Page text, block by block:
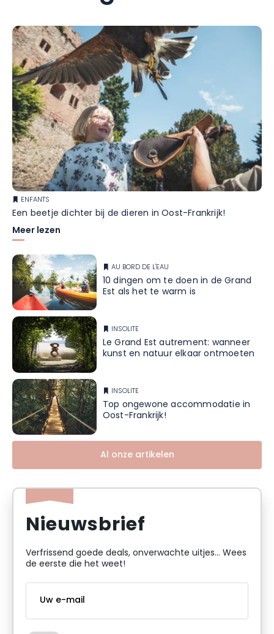
ENFANTS
Een beetje dichter bij de dieren in Oost-Frankrijk!
Meer lezen
AU BORD DE L'EAU
10 dingen om te doen in de Grand
Est als het te warm is
INSOLITE
Le Grand Est autrement: wanneer
kunst en natuur elkaar ontmoeten
INSOLITE
Top ongewone accommodatie in
Oost-Frankrijk!
Al onze artikelen
Nieuwsbrief
Verfrissend goede deals, onverwachte uitjes... Wees
de eerste die het weet!